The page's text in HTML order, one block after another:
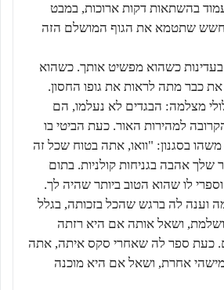
בהשתאות דקות ארוכות, במבט
שתטמא את הגוף המושלם הזה
בעדינות כשהוא מפשיט אותך. כשהוא
כבר מתה לראות את גופו החסון.
מצלמה: הבגדים לא נעלמו, הם
למהירות האור. כעת הביטי בו
בסגנון: "וואו, אתה בטוח שכל זה
שלך אהבה בגניחות קולניות. בתום
לו שהוא הטוב ביותר שהיה לך.
וענה לה ברגש שהכל בזכותה, בגלל
ושאל אותה אם היא רזתה
כעת ספר לה שאחרי סקס איתה, אתה
אחרת, ושאל אם היא מוכנה